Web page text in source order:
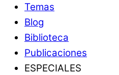
Temas
Blog
Biblioteca
Publicaciones
ESPECIALES